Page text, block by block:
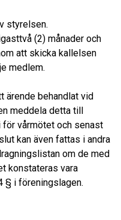
styrelsen.
(2) månader och
att skicka kallelsen
medlem.
ärende behandlat vid
meddela detta till
vårmötet och senast
kan även fattas i andra
om de med
konstateras vara
§ i föreningslagen.